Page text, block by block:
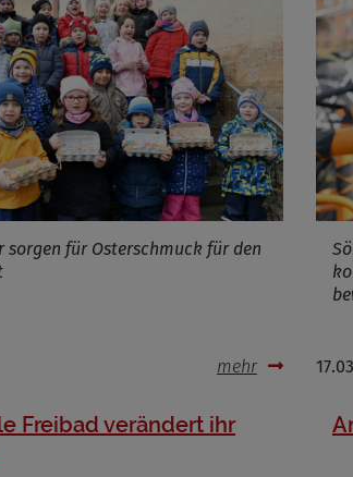
sorgen für Osterschmuck für den
mehr
Freibad verändert ihr
Infos schließen